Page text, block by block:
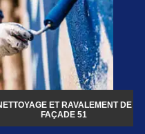
ET RAVALEMENT DE
FAÇADE 51